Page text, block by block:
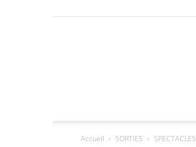
Accueil SORTIES SPECTACLES